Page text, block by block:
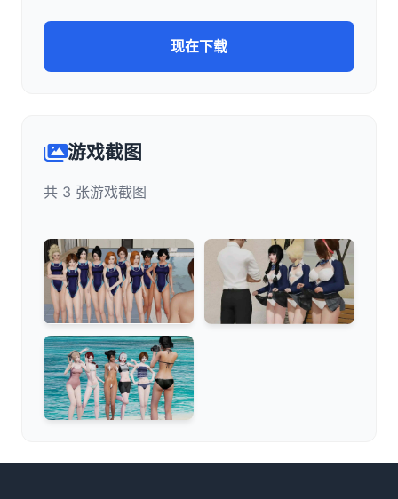
现在下载
游戏截图
共 3 张游戏截图